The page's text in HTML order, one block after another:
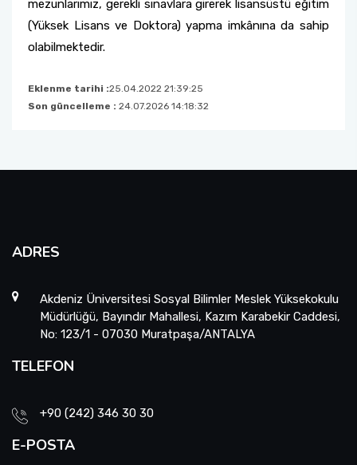
mezunlarımız, gerekli sınavlara girerek lisansüstü eğitim
(Yüksek Lisans ve Doktora) yapma imkânına da sahip
olabilmektedir.
Eklenme tarihi :25.04.2022 21:39:25
Son güncelleme : 24.07.2026 14:18:32
ADRES
Akdeniz Üniversitesi Sosyal Bilimler Meslek Yüksekokulu
Müdürlüğü, Bayındır Mahallesi, Kazım Karabekir Caddesi,
No: 123/1 - 07030 Muratpaşa/ANTALYA
TELEFON
+90 (242) 346 30 30
E-POSTA